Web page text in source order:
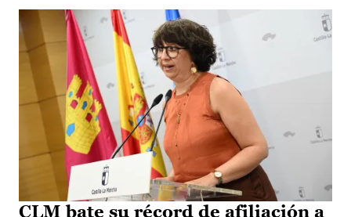
CLM bate su récord de afiliación a